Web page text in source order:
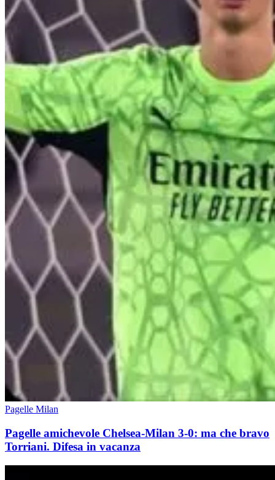
Pagelle Milan
Pagelle amichevole Chelsea-Milan 3-0: ma che bravo
Torriani. Difesa in vacanza